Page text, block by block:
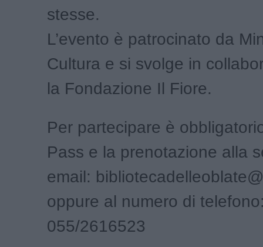
stesse.
L’evento è patrocinato da
Cultura e si svolge in
la Fondazione Il Fiore.
Per partecipare è
Pass e la prenotazione alla
email:
oppure al numero di
055/2616523